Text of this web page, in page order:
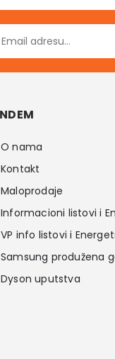
3.799,00 RSD.
O nama
Kontakt
Maloprodaje
Informacioni listovi i
VP info listovi i
Samsung produžena
Dyson uputstva